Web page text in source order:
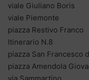
viale Giuliano Boris
viale Piemonte
piazza Restivo Franco
Itinerario N.8
piazza San Francesco
piazza Amendola
via Sammartino